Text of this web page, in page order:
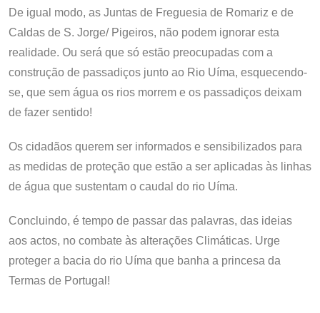
De igual modo, as Juntas de Freguesia de Romariz e de
Caldas de S. Jorge/ Pigeiros, não podem ignorar esta
realidade. Ou será que só estão preocupadas com a
construção de passadiços junto ao Rio Uíma, esquecendo-
se, que sem água os rios morrem e os passadiços deixam
de fazer sentido!
Os cidadãos querem ser informados e sensibilizados para
as medidas de proteção que estão a ser aplicadas às linhas
de água que sustentam o caudal do rio Uíma.
Concluindo, é tempo de passar das palavras, das ideias
aos actos, no combate às alterações Climáticas. Urge
proteger a bacia do rio Uíma que banha a princesa da
Termas de Portugal!